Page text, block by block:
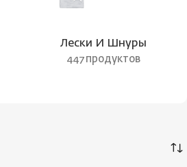
Лески И Шнуры
447 продуктов